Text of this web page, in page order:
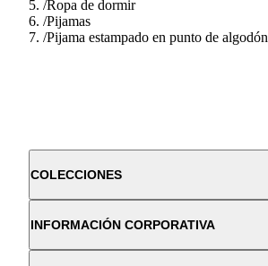
/Ropa de dormir
/Pijamas
/Pijama estampado en punto de algodón
COLECCIONES
INFORMACIÓN CORPORATIVA